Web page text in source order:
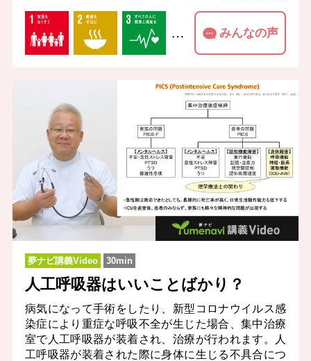
… みんなの声
夢ナビ講義Video 30min
人工呼吸器はいいことばかり？
病気になって手術をしたり、新型コロナウイルス感
染症により重症な呼吸不全が生じた場合、集中治療
室で人工呼吸器が装着され、治療が行われます。人
工呼吸器が装着された際に身体に生じる不具合につ